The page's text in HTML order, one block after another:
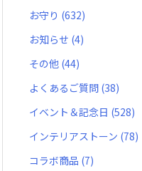
お守り (632)
お知らせ (4)
その他 (44)
よくあるご質問 (38)
イベント＆記念日 (528)
インテリアストーン (78)
コラボ商品 (7)